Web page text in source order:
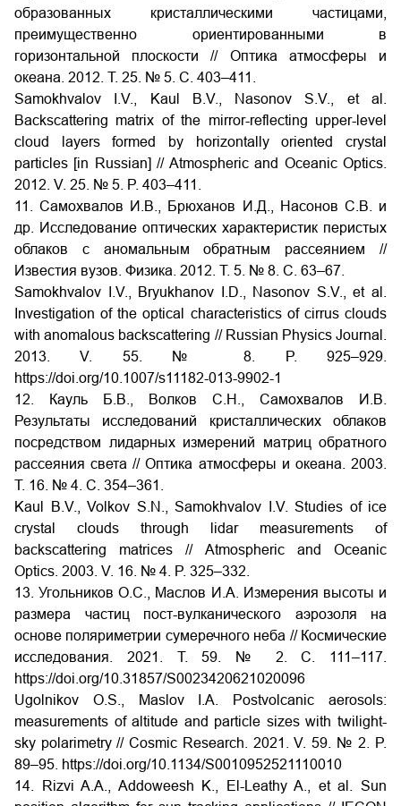
образованных кристаллическими частицами,
преимущественно ориентированными в
горизонтальной плоскости
// Оптика атмосферы и
океана. 2012. Т. 25. № 5. С. 403–411.
Samokhvalov I.V., Kaul B.V., Nasonov S.V., et al.
Backscattering matrix of the mirror-reflecting upper-level
cloud layers formed by horizontally oriented crystal
particles [in Russian] // Atmospheric and Oceanic Optics.
2012. V. 25. № 5. P. 403–411.
11. Самохвалов И.В., Брюханов
И.Д., Насонов С.В. и
др. Исследование оптических характеристик перистых
облаков с аномальным обратным рассеянием //
Известия вузов. Физика. 2012. Т. 5. № 8. С. 63–67.
Samokhvalov
I.V., Bryukhanov I.D., Nasonov S.V., et al.
Investigation of the optical characteristics of cirrus clouds
with anomalous backscattering // Russian Physics Journal.
2013. V. 55. № 8. P. 925–929.
https://doi.org/10.1007/s11182-013-9902-1
12. Кауль Б.В., Волков С.Н., Самохвалов И.В.
Результаты исследований кристаллических облаков
посредством лидарных измерений матриц обратного
рассеяния света // Оптика атмосферы и океана. 2003.
Т. 16. № 4. С. 354–361.
Kaul B.V., Volkov S.N., Samokhvalov I.V. Studies of ice
crystal clouds through lidar measurements of
backscattering matrices // Atmospheric and Oceanic
Optics. 2003. V. 16. № 4. P. 325–332.
13. Угольников О.С., Маслов И.А. Измерения высоты и
размера частиц пост-вулканического аэрозоля на
основе поляриметрии сумеречного неба // Космические
исследования. 2021. Т. 59. №
2. С.
111–117.
https://doi.org/10.31857/S0023420621020096
Ugolnikov O.S., Maslov I.A. Postvolcanic aerosols:
measurements of altitude and particle sizes with twilight-
sky polarimetry // Cosmic Research. 2021. V. 59. № 2. P.
89–95. https://doi.org/10.1134/S0010952521110010
14. Rizvi A.A., Addoweesh K., El-Leathy A., et al. Sun